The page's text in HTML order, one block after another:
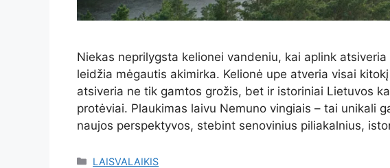
Niekas neprilygsta kelionei vandeniu, kai aplink
leidžia mėgautis akimirka. Kelionė upe atveria visai
atsiveria ne tik gamtos grožis, bet ir istoriniai Lietuvos
protėviai. Plaukimas laivu Nemuno vingiais – tai unikali
naujos perspektyvos, stebint senovinius piliakalnius,
Kategorijos
LAISVALAIKIS